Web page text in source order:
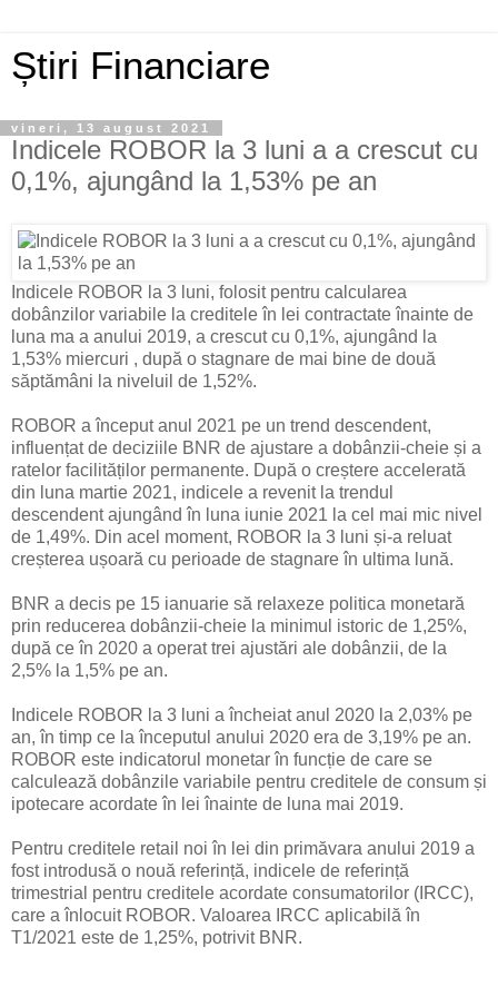
Știri Financiare
vineri, 13 august 2021
Indicele ROBOR la 3 luni a a crescut cu
0,1%, ajungând la 1,53% pe an
Indicele ROBOR la 3 luni, folosit pentru calcularea
dobânzilor variabile la creditele în lei contractate înainte de
luna ma a anului 2019, a crescut cu 0,1%, ajungând la
1,53% miercuri , după o stagnare de mai bine de două
săptămâni la niveluil de 1,52%.
ROBOR a început anul 2021 pe un trend descendent,
influențat de deciziile BNR de ajustare a dobânzii-cheie și a
ratelor facilităților permanente. După o creștere accelerată
din luna martie 2021, indicele a revenit la trendul
descendent ajungând în luna iunie 2021 la cel mai mic nivel
de 1,49%. Din acel moment, ROBOR la 3 luni și-a reluat
creșterea ușoară cu perioade de stagnare în ultima lună.
BNR a decis pe 15 ianuarie să relaxeze politica monetară
prin reducerea dobânzii-cheie la minimul istoric de 1,25%,
după ce în 2020 a operat trei ajustări ale dobânzii, de la
2,5% la 1,5% pe an.
Indicele ROBOR la 3 luni a încheiat anul 2020 la 2,03% pe
an, în timp ce la începutul anului 2020 era de 3,19% pe an.
ROBOR este indicatorul monetar în funcție de care se
calculează dobânzile variabile pentru creditele de consum și
ipotecare acordate în lei înainte de luna mai 2019.
Pentru creditele retail noi în lei din primăvara anului 2019 a
fost introdusă o nouă referință, indicele de referință
trimestrial pentru creditele acordate consumatorilor (IRCC),
care a înlocuit ROBOR. Valoarea IRCC aplicabilă în
T1/2021 este de 1,25%, potrivit BNR.